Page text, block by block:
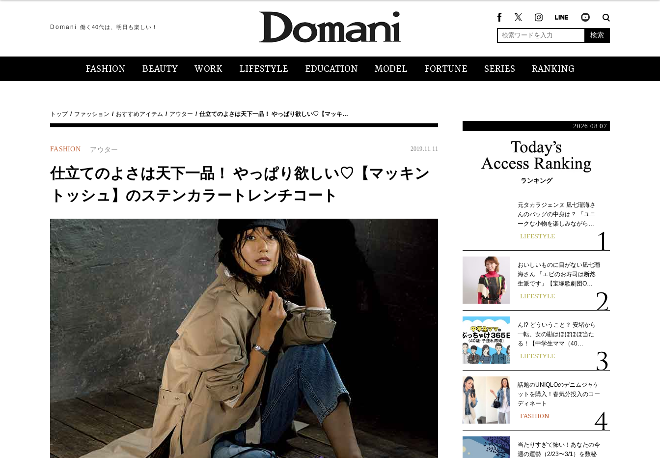
Domani 働く40代は、明日も楽しい！
検索
FASHION BEAUTY WORK LIFESTYLE EDUCATION MODEL FORTUNE SERIES RANKING
トップ ファッション おすすめアイテム アウター 仕立てのよさは天下一品！ やっぱり欲しい♡【マッキ…
FASHION アウター 2019.11.11
仕立てのよさは天下一品！ やっぱり欲しい♡【マッキン
トッシュ】のステンカラートレンチコート
2026.08.07
ランキング
元タカラジェンヌ 凪七瑠海さ
んのバッグの中身は？ 「ユニ
ークな小物を楽しみながら…
LIFESTYLE
おいしいものに目がない凪七瑠
海さん 「エビのお寿司は断然
生派です」【宝塚歌劇団O…
LIFESTYLE
ん!? どういうこと？ 安堵から
一転、女の勘はほぼほぼ当た
る！【中学生ママ（40…
LIFESTYLE
話題のUNIQLOのデニムジャケ
ットを購入！春気分投入のコー
ディネート
FASHION
当たりすぎて怖い！あなたの今
週の運勢（2/23〜3/1）を数秘